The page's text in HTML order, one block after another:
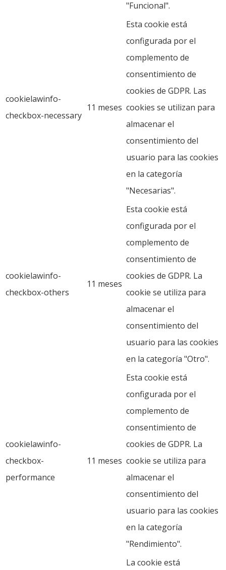
"Funcional".
cookielawinfo-
checkbox-necessary
11 meses
Esta cookie está
configurada por el
complemento de
consentimiento de
cookies de GDPR. Las
cookies se utilizan para
almacenar el
consentimiento del
usuario para las cookies
en la categoría
"Necesarias".
cookielawinfo-
checkbox-others
11 meses
Esta cookie está
configurada por el
complemento de
consentimiento de
cookies de GDPR. La
cookie se utiliza para
almacenar el
consentimiento del
usuario para las cookies
en la categoría "Otro".
cookielawinfo-
checkbox-
performance
11 meses
Esta cookie está
configurada por el
complemento de
consentimiento de
cookies de GDPR. La
cookie se utiliza para
almacenar el
consentimiento del
usuario para las cookies
en la categoría
"Rendimiento".
La cookie está